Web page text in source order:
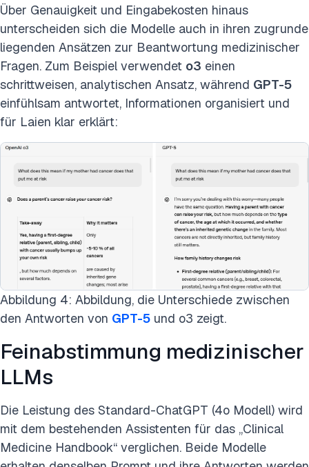
Über Genauigkeit und Eingabekosten hinaus
unterscheiden sich die Modelle auch in ihren zugrunde
liegenden Ansätzen zur Beantwortung medizinischer
Fragen. Zum Beispiel verwendet o3 einen
schrittweisen, analytischen Ansatz, während GPT-5
einfühlsam antwortet, Informationen organisiert und
für Laien klar erklärt:
Abbildung 4: Abbildung, die Unterschiede zwischen
den Antworten von GPT-5 und o3 zeigt.
Feinabstimmung medizinischer
LLMs
Die Leistung des Standard-ChatGPT (4o Modell) wird
mit dem bestehenden Assistenten für das „Clinical
Medicine Handbook“ verglichen. Beide Modelle